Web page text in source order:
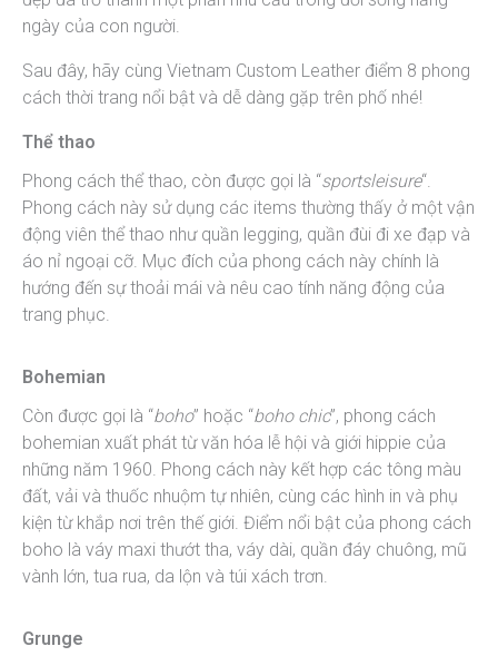
ngày của con người.
Sau đây, hãy cùng Vietnam Custom Leather điểm 8 phong
cách thời trang nổi bật và dễ dàng gặp trên phố nhé!
Thể thao
Phong cách thể thao, còn được gọi là “sportsleisure“.
Phong cách này sử dụng các items thường thấy ở một vận
động viên thể thao như quần legging, quần đùi đi xe đạp và
áo nỉ ngoại cỡ. Mục đích của phong cách này chính là
hướng đến sự thoải mái và nêu cao tính năng động của
trang phục.
Bohemian
Còn được gọi là “boho” hoặc “boho chic”, phong cách
bohemian xuất phát từ văn hóa lễ hội và giới hippie của
những năm 1960. Phong cách này kết hợp các tông màu
đất, vải và thuốc nhuộm tự nhiên, cùng các hình in và phụ
kiện từ khắp nơi trên thế giới. Điểm nổi bật của phong cách
boho là váy maxi thướt tha, váy dài, quần đáy chuông, mũ
vành lớn, tua rua, da lộn và túi xách trơn.
Grunge